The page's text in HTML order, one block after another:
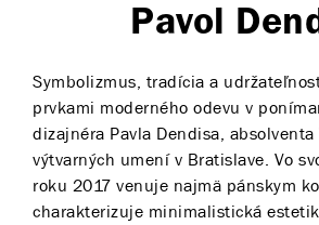
Pavol
Symbolizmus, tradícia a
prvkami moderného odevu v
dizajnéra Pavla Dendisa, absolventa
výtvarných umení v Bratislave. Vo
roku 2017 venuje najmä pánskym
charakterizuje minimalistická